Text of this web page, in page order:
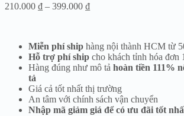
210.000 ₫ – 399.000 ₫Khoảng
đến
399.000 ₫
Miễn phí ship hàng nội thành HCM từ
Hỗ trợ phí ship cho khách tỉnh hóa đơn
Hàng đúng như mô tả hoàn tiền 111%
tả
Giá cả tốt nhất thị trường
An tâm với chính sách vận chuyển
Nhập mã giảm giá để có ưu đãi tốt